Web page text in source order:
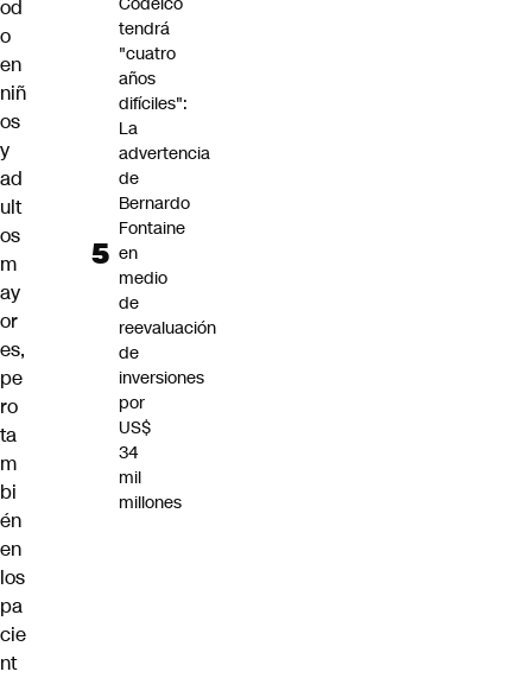
od
o
en
niñ
os
y
ad
ult
os
m
ay
or
es,
pe
ro
ta
m
bi
én
en
los
pa
cie
nt
tendrá
"cuatro
años
difíciles":
La
advertencia
de
Bernardo
Fontaine
en
medio
de
reevaluación
de
inversiones
por
US$
34
mil
millones